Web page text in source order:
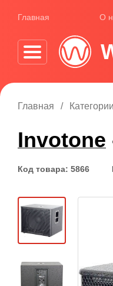
Главная О
Главная Категории
Invotone
Код товара: 5866